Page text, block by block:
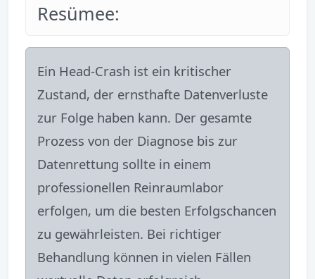
Resümee:
Ein Head-Crash ist ein kritischer
Zustand, der ernsthafte Datenverluste
zur Folge haben kann. Der gesamte
Prozess von der Diagnose bis zur
Datenrettung sollte in einem
professionellen Reinraumlabor
erfolgen, um die besten Erfolgschancen
zu gewährleisten. Bei richtiger
Behandlung können in vielen Fällen